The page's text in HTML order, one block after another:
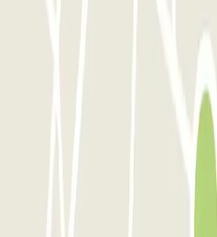
notés à Marseille